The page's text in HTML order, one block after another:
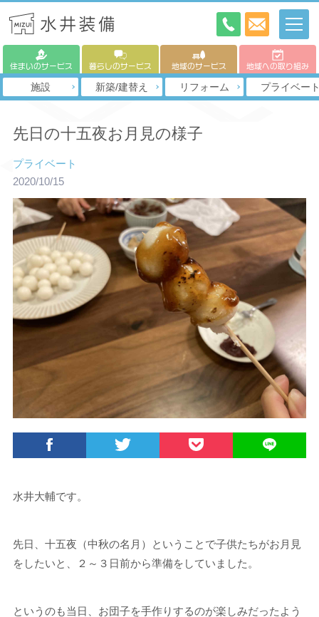
住まいのサービス 暮らしのサービス 地域のサービス 地域への取り組み
施設 新築/建替え リフォーム プライベー
先日の十五夜お月見の様子
プライベート
2020/10/15
水井大輔です。
先日、十五夜（中秋の名月）ということで子供たちがお月見
をしたいと、２～３日前から準備をしていました。
というのも当日、お団子を手作りするのが楽しみだったよう